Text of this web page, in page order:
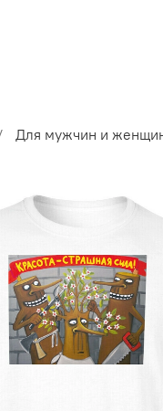
Для мужчин и